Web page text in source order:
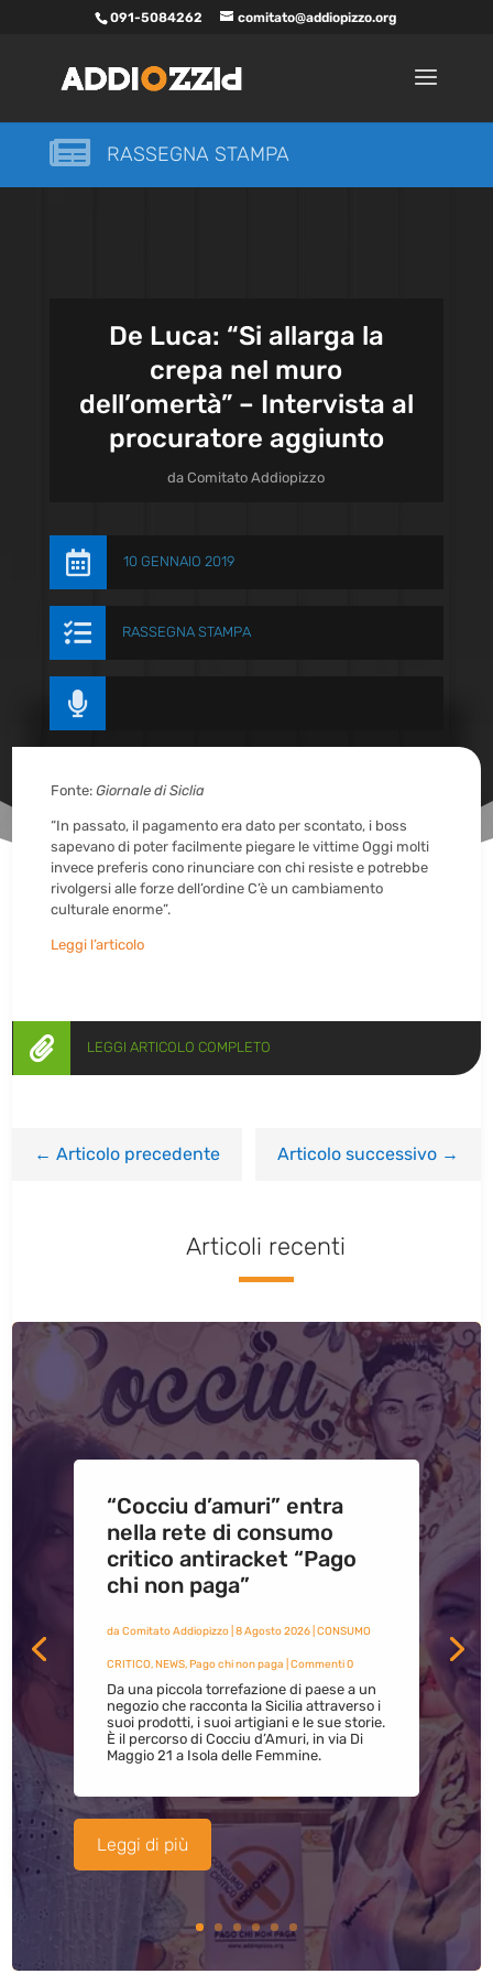
091-5084262 comitato@addiopizzo.org
 RASSEGNA STAMPA
De Luca: “Si allarga la
crepa nel muro
dell’omertà” – Intervista al
procuratore aggiunto
daComitato Addiopizzo
 10 GENNAIO 2019
 RASSEGNA STAMPA

Fonte:Giornale di Siclia
“In passato, il pagamento era dato per scontato, i boss
sapevano di poter facilmente piegare le vittime Oggi molti
invece preferis cono rinunciare con chi resiste e potrebbe
rivolgersi alle forze dell’ordine C’è un cambiamento
culturale enorme”.
Leggi l’articolo
 LEGGI ARTICOLO COMPLETO
←Articolo precedente Articolo successivo→
Articoli recenti
“Cocciu d’amuri” entra
nella rete di consumo
critico antiracket “Pago
chi non paga”
da Comitato Addiopizzo| 8 Agosto 2026| CONSUMO
CRITICO,NEWS,Pago chi non paga | Commenti 0
Da una piccola torrefazione di paese a un
negozio che racconta la Sicilia attraverso i
suoi prodotti, i suoi artigiani e le sue storie.
È il percorso di Cocciu d’Amuri, in via Di
Maggio 21 a Isola delle Femmine.
Leggi di più